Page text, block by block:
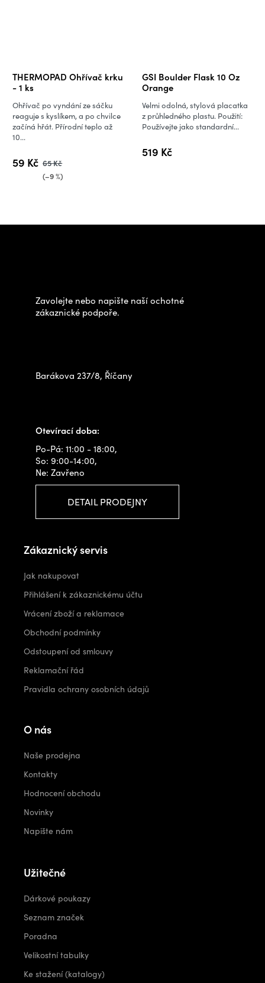
THERMOPAD Ohřívač krku
- 1 ks
59 Kč 65 Kč
(–9 %)
Ohřívač po vyndání ze sáčku
reaguje s kyslíkem, a po chvilce
začíná hřát. Přírodní teplo až
10...
GSI Boulder Flask 10 Oz
Orange
519 Kč
Velmi odolná, stylová placatka
z průhledného plastu. Použití:
Používejte jako standardní...
Z
Zavolejte nebo napište naší ochotné
zákaznické podpoře.
Barákova 237/8, Říčany
Otevírací doba:
Po-Pá: 11:00 - 18:00,
So: 9:00-14:00,
Ne: Zavřeno
DETAIL PRODEJNY
Zákaznický servis
Jak nakupovat
Přihlášení k zákaznickému účtu
Vrácení zboží a reklamace
Obchodní podmínky
Odstoupení od smlouvy
Reklamační řád
Pravidla ochrany osobních údajů
O nás
Naše prodejna
Kontakty
Hodnocení obchodu
Novinky
Napište nám
Užitečné
Dárkové poukazy
Seznam značek
Poradna
Velikostní tabulky
Ke stažení (katalogy)